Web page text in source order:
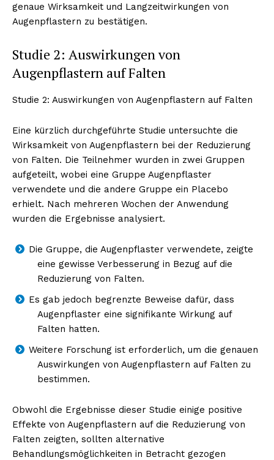
genaue Wirksamkeit und Langzeitwirkungen von
Augenpflastern zu bestätigen.
Studie 2: Auswirkungen von
Augenpflastern auf Falten
Studie 2: Auswirkungen von Augenpflastern auf Falten
Eine kürzlich durchgeführte Studie untersuchte die
Wirksamkeit von Augenpflastern bei der Reduzierung
von Falten. Die Teilnehmer wurden in zwei Gruppen
aufgeteilt, wobei eine Gruppe Augenpflaster
verwendete und die andere Gruppe ein Placebo
erhielt. Nach mehreren Wochen der Anwendung
wurden die Ergebnisse analysiert.
Die Gruppe, die Augenpflaster verwendete, zeigte
eine gewisse Verbesserung in Bezug auf die
Reduzierung von Falten.
Es gab jedoch begrenzte Beweise dafür, dass
Augenpflaster eine signifikante Wirkung auf
Falten hatten.
Weitere Forschung ist erforderlich, um die genauen
Auswirkungen von Augenpflastern auf Falten zu
bestimmen.
Obwohl die Ergebnisse dieser Studie einige positive
Effekte von Augenpflastern auf die Reduzierung von
Falten zeigten, sollten alternative
Behandlungsmöglichkeiten in Betracht gezogen